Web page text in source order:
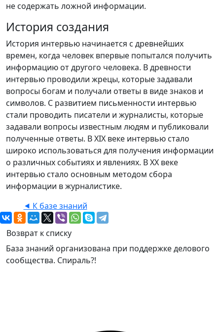
не содержать ложной информации.
История создания
История интервью начинается с древнейших
времен, когда человек впервые попытался получить
информацию от другого человека. В древности
интервью проводили жрецы, которые задавали
вопросы богам и получали ответы в виде знаков и
символов. С развитием письменности интервью
стали проводить писатели и журналисты, которые
задавали вопросы известным людям и публиковали
полученные ответы. В XIX веке интервью стало
широко использоваться для получения информации
о различных событиях и явлениях. В XX веке
интервью стало основным методом сбора
информации в журналистике.
⯇ К базе знаний
Возврат к списку
База знаний организована при поддержке делового
сообщества. Спираль?!